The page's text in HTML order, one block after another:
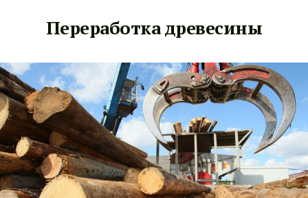
Переработка древесины